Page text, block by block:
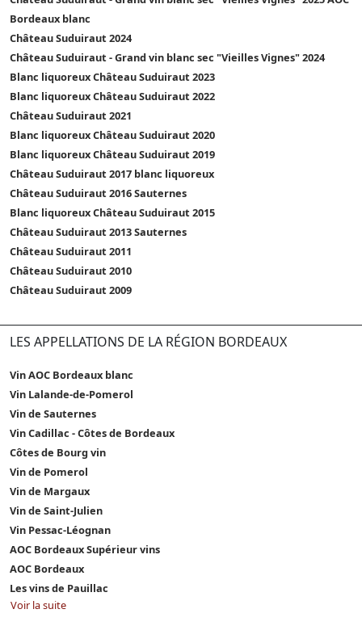
Bordeaux blanc
Château Suduiraut 2024
Château Suduiraut - Grand vin blanc sec "Vieilles Vignes" 2024
Blanc liquoreux Château Suduiraut 2023
Blanc liquoreux Château Suduiraut 2022
Château Suduiraut 2021
Blanc liquoreux Château Suduiraut 2020
Blanc liquoreux Château Suduiraut 2019
Château Suduiraut 2017 blanc liquoreux
Château Suduiraut 2016 Sauternes
Blanc liquoreux Château Suduiraut 2015
Château Suduiraut 2013 Sauternes
Château Suduiraut 2011
Château Suduiraut 2010
Château Suduiraut 2009
LES APPELLATIONS DE LA RÉGION BORDEAUX
Vin AOC Bordeaux blanc
Vin Lalande-de-Pomerol
Vin de Sauternes
Vin Cadillac - Côtes de Bordeaux
Côtes de Bourg vin
Vin de Pomerol
Vin de Margaux
Vin de Saint-Julien
Vin Pessac-Léognan
AOC Bordeaux Supérieur vins
AOC Bordeaux
Les vins de Pauillac
Voir la suite